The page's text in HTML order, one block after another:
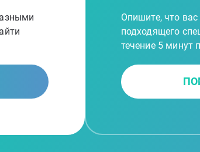
Опишите, что
подходящего
течение 5 минут